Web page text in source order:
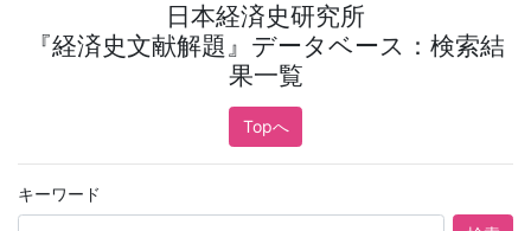
日本経済史研究所
『経済史文献解題』データベース：検索結
果一覧
Topへ
キーワード